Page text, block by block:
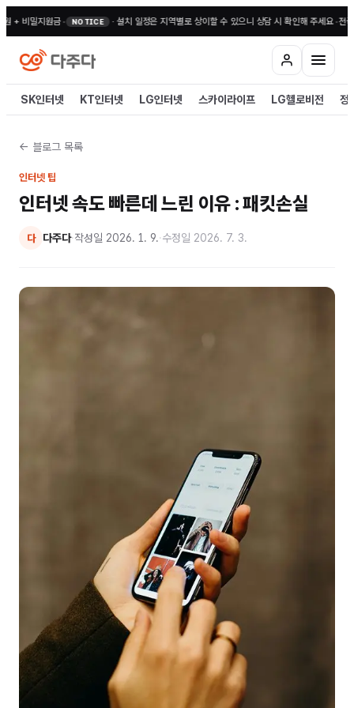
원금• NOTICE ·설치 일정은 지역별로 상이할 수 있으니 상담 시 확인해 주세요•전국 무료상
SK인터넷 KT인터넷 LG인터넷 스카이라이프 LG헬로비전 정
← 블로그 목록
인터넷 팁
인터넷 속도 빠른데 느린 이유 : 패킷손실
다 다주다·작성일 2026. 1. 9.·수정일 2026. 7. 3.